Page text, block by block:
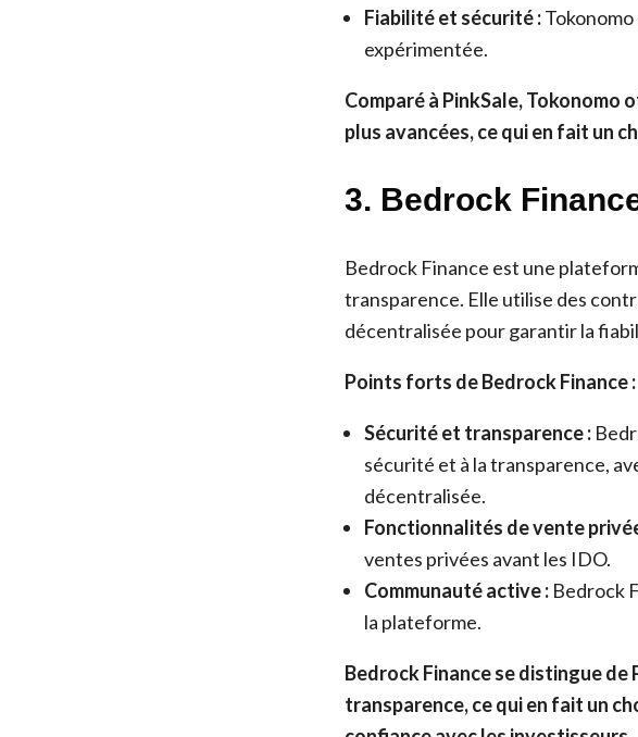
Fiabilité et sécurité :
expérimentée.
Comparé à PinkSale,
plus avancées, ce qui en fait un
3. Bedrock
Bedrock Finance est une
transparence. Elle utilise des
décentralisée pour garantir la
Points forts de Bedrock Finance :
Sécurité et transparence :
sécurité et à la transparence,
décentralisée.
Fonctionnalités de vente
ventes privées avant les IDO.
Communauté active : Bedrock
la plateforme.
Bedrock Finance se distingue de
transparence, ce qui en fait un